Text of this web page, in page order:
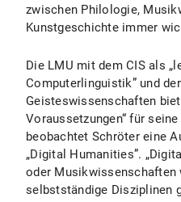
zwischen Philologie,
Kunstgeschichte immer
Die LMU mit dem CIS als
Computerlinguistik” und der
Geisteswissenschaften
Voraussetzungen“ für
beobachtet Schröter eine
„Digital Humanities”.
oder Musikwissenschaften
selbstständige Disziplinen